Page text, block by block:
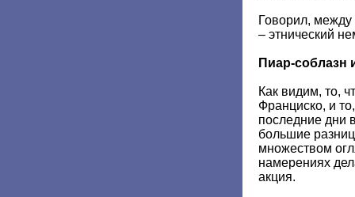
Говорил, между
– этнический
Пиар-соблазн
Как видим, то,
Франциско, и
последние дни
большие
множеством
намерениях
акция.